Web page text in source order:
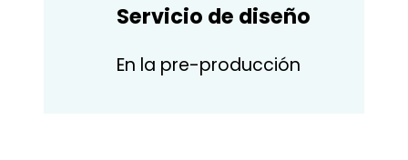
Servicio de diseño
En la pre-producción